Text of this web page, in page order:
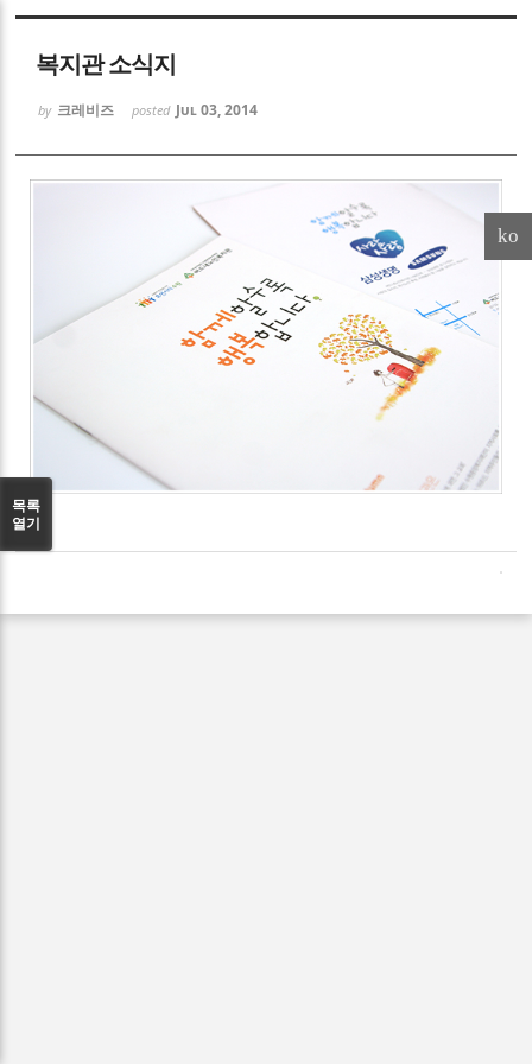
복지관 소식지
by 크레비즈 posted Jul 03, 2014
목록
열기
ko
Sketchbook5, 스케치북5
Sketchbook5, 스케치북5